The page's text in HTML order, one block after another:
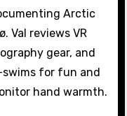
Arctic
Val reviews VR
gear, and
for fun and
hand warmth.